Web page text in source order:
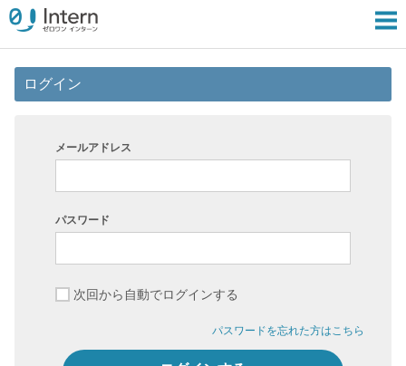
ログイン
メールアドレス
パスワード
次回から自動でログインする
パスワードを忘れた方はこちら